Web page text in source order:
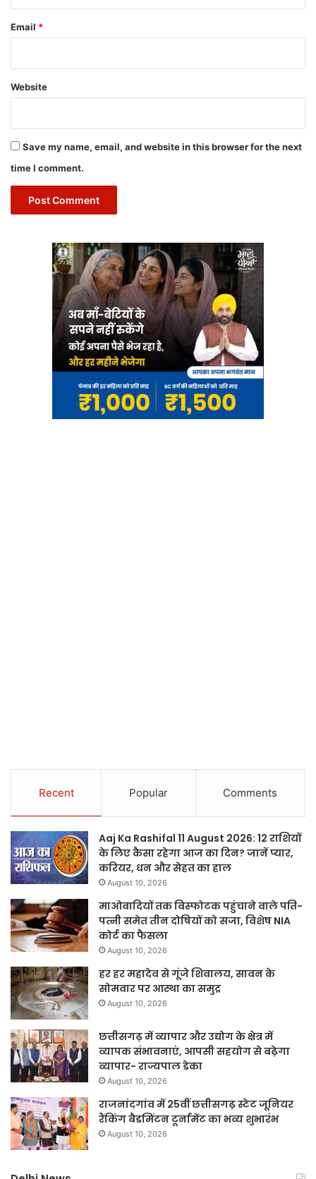
Email *
Website
Save my name, email, and website in this browser for the next
time I comment.
Recent Popular Comments
Aaj Ka Rashifal 11 August 2026: 12 राशियों
के लिए कैसा रहेगा आज का दिन? जानें प्यार,
करियर, धन और सेहत का हाल
August 10, 2026
माओवादियों तक विस्फोटक पहुंचाने वाले पति-
पत्नी समेत तीन दोषियों को सजा, विशेष NIA
कोर्ट का फैसला
August 10, 2026
हर हर महादेव से गूंजे शिवालय, सावन के
सोमवार पर आस्था का समुद्र
August 10, 2026
छत्तीसगढ़ में व्यापार और उद्योग के क्षेत्र में
व्यापक संभावनाएं, आपसी सहयोग से बढ़ेगा
व्यापार- राज्यपाल डेका
August 10, 2026
राजनांदगांव में 25वीं छत्तीसगढ़ स्टेट जूनियर
रैंकिंग बैडमिंटन टूर्नामेंट का भव्य शुभारंभ
August 10, 2026